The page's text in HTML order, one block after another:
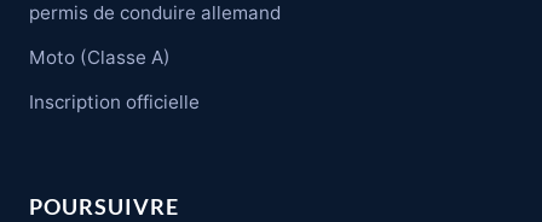
permis de conduire allemand
Moto (Classe A)
Inscription officielle
POURSUIVRE